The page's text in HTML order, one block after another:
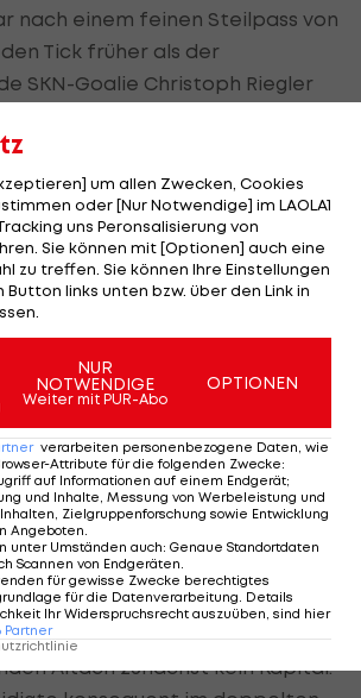
nach einem feinen Steilpass von
Tick früher als der
SKN-Goalie Christoph Riegler
hatte der 20-Jährige in der ersten
in der Bundesliga erzielt,
wenig glücklich: Sein hohes
des nach vorne hechtenden
Folgen.
Nussbaumer nach Idealzuspiel
nächsten Hochkaräter an
aber fand St. Pölten besser ins
Torgefahr auszustrahlen. Von
gab es in dieser
"Bravo Männer", in der 33.
Kopfschütteln: Hofbauer
Gelb-Fouls innerhalb von zwei
verwiesen.
schlugen die
Altach zunächst kein Kapital.
um allen Zwecken, Cookies
oder [Nur Notwendige] im LAOLA1
uns Peronsalisierung von
Sie können mit [Optionen] auch eine
zu treffen. Sie können Ihre Einstellungen
links unten bzw. über den Link in
NUR
NOTWENDIGE
Weiter mit PUR-Abo
OPTIONEN
verarbeiten personenbezogene Daten, wie
Attribute für die folgenden Zwecke:
auf Informationen auf einem Endgerät;
und Inhalte, Messung von Werbeleistung und
Zielgruppenforschung sowie Entwicklung
Angeboten
unter Umständen auch: Genaue Standortdaten
Scannen von Endgeräten
für gewisse Zwecke berechtigtes
für die Datenverarbeitung. Details
Ihr Widerspruchsrecht auszuüben, sind hier
Partner